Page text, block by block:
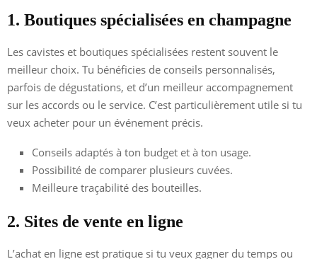
1. Boutiques spécialisées en champagne
Les cavistes et boutiques spécialisées restent souvent le
meilleur choix. Tu bénéficies de conseils personnalisés,
parfois de dégustations, et d’un meilleur accompagnement
sur les accords ou le service. C’est particulièrement utile si tu
veux acheter pour un événement précis.
Conseils adaptés à ton budget et à ton usage.
Possibilité de comparer plusieurs cuvées.
Meilleure traçabilité des bouteilles.
2. Sites de vente en ligne
L’achat en ligne est pratique si tu veux gagner du temps ou